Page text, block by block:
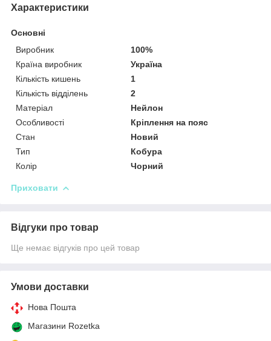
Характеристики
Основні
Виробник
100%
Країна виробник
Україна
Кількість кишень
1
Кількість відділень
2
Матеріал
Нейлон
Особливості
Кріплення на пояс
Стан
Новий
Тип
Кобура
Колір
Чорний
Приховати
Відгуки про товар
Ще немає відгуків про цей товар
Умови доставки
Нова Пошта
Магазини Rozetka